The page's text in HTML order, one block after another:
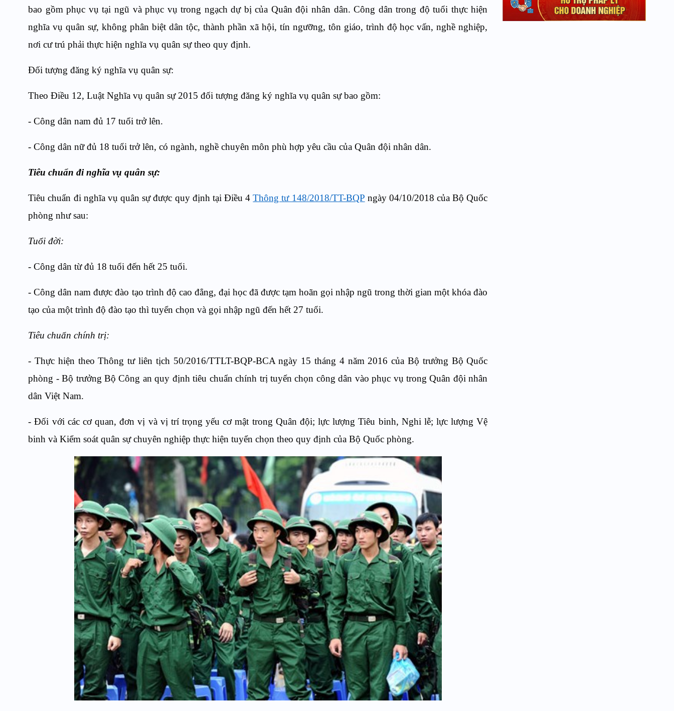
bao gồm phục vụ tại ngũ và phục vụ trong ngạch dự bị của Quân đội nhân dân. Công dân trong độ tuổi thực hiện
nghĩa vụ quân sự, không phân biệt dân tộc, thành phần xã hội, tín ngưỡng, tôn giáo, trình độ học vấn, nghề nghiệp,
nơi cư trú phải thực hiện nghĩa vụ quân sự theo quy định.
Đối tượng đăng ký nghĩa vụ quân sự:
Theo Điều 12, Luật Nghĩa vụ quân sự 2015 đối tượng đăng ký nghĩa vụ quân sự bao gồm:
- Công dân nam đủ 17 tuổi trở lên.
- Công dân nữ đủ 18 tuổi trở lên, có ngành, nghề chuyên môn phù hợp yêu cầu của Quân đội nhân dân.
Tiêu chuẩn đi nghĩa vụ quân sự:
Tiêu chuẩn đi nghĩa vụ quân sự được quy định tại Điều 4Thông tư 148/2018/TT-BQP ngày 04/10/2018 của Bộ Quốc
phòng như sau:
Tuổi đời:
- Công dân từ đủ 18 tuổi đến hết 25 tuổi.
- Công dân nam được đào tạo trình độ cao đẳng, đại học đã được tạm hoãn gọi nhập ngũ trong thời gian một khóa đào
tạo của một trình độ đào tạo thì tuyển chọn và gọi nhập ngũ đến hết 27 tuổi.
Tiêu chuẩn chính trị:
- Thực hiện theo Thông tư liên tịch 50/2016/TTLT-BQP-BCA ngày 15 tháng 4 năm 2016 của Bộ trưởng Bộ Quốc
phòng - Bộ trưởng Bộ Công an quy định tiêu chuẩn chính trị tuyển chọn công dân vào phục vụ trong Quân đội nhân
dân Việt Nam.
- Đối với các cơ quan, đơn vị và vị trí trọng yếu cơ mật trong Quân đội; lực lượng Tiêu binh, Nghi lễ; lực lượng Vệ
binh và Kiểm soát quân sự chuyên nghiệp thực hiện tuyển chọn theo quy định của Bộ Quốc phòng.